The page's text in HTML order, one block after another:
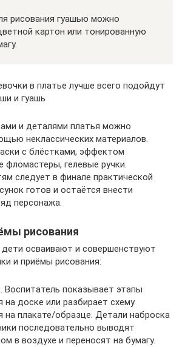
рисования гуашью можно
картон или тонированную
в платье лучше всего подойдут
и гуашь
и деталями платья можно
неклассических материалов.
с блёстками, эффектом
фломастеры, гелевые ручки.
следует в финале практической
готов и остаётся внести
персонажа.
рисования
дети осваивают и совершенствуют
и приёмы рисования:
Воспитатель показывает этапы
на доске или разбирает схему
на плакате/образце. Детали наброска
последовательно выводят
в воздухе и переносят на бумагу.